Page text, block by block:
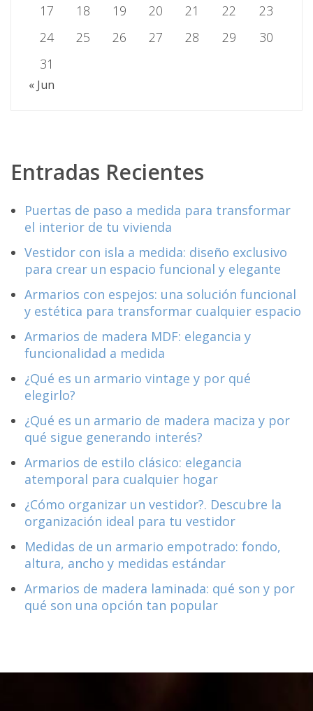
17
18 19 20 21 22
23
24
25 26 27 28 29
30
31
« Jun
Entradas Recientes
Puertas de paso a medida para transformar
el interior de tu vivienda
Vestidor con isla a medida: diseño exclusivo
para crear un espacio funcional y elegante
Armarios con espejos: una solución funcional
y estética para transformar cualquier espacio
Armarios de madera MDF: elegancia y
funcionalidad a medida
¿Qué es un armario vintage y por qué
elegirlo?
¿Qué es un armario de madera maciza y por
qué sigue generando interés?
Armarios de estilo clásico: elegancia
atemporal para cualquier hogar
¿Cómo organizar un vestidor?. Descubre la
organización ideal para tu vestidor
Medidas de un armario empotrado: fondo,
altura, ancho y medidas estándar
Armarios de madera laminada: qué son y por
qué son una opción tan popular